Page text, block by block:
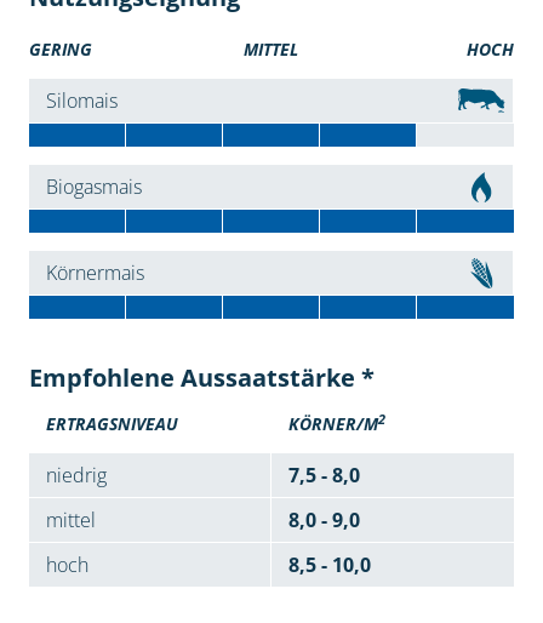
GERING MITTEL HOCH
Silomais
Biogasmais
Körnermais
Empfohlene Aussaatstärke *
ERTRAGSNIVEAU KÖRNER/M2
niedrig
7,5 - 8,0
mittel
8,0 - 9,0
hoch
8,5 - 10,0